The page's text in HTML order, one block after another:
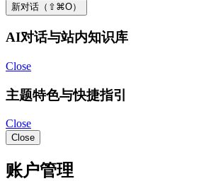
新对话（⇧⌘O）
AI对话与站内知识库
Close
主题特色与快捷指引
Close
Close
账户管理